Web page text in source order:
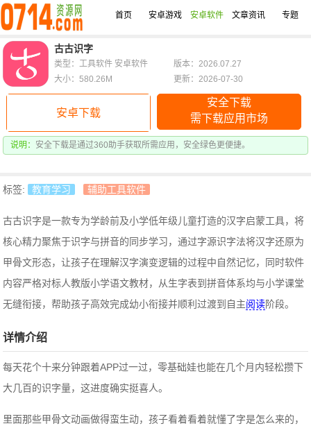
首页 安卓游戏 安卓软件 文章资讯 专题
古古识字
安卓下载
安全下载
需下载应用市场
说明： 安全下载是通过360助手获取所需应用，安全绿色更便捷。
类型：工具软件 安卓软件
版本：2026.07.27
大小：580.26M
更新：2026-07-30
标签: 教育学习 辅助工具软件
古古识字是一款专为学龄前及小学低年级儿童打造的汉字启蒙工具，将
核心精力聚焦于识字与拼音的同步学习，通过字源识字法将汉字还原为
甲骨文形态，让孩子在理解汉字演变逻辑的过程中自然记忆，同时软件
内容严格对标人教版小学语文教材，从生字表到拼音体系均与小学课堂
无缝衔接，帮助孩子高效完成幼小衔接并顺利过渡到自主阅读阶段。
详情介绍
每天花个十来分钟跟着APP过一过，零基础娃也能在几个月内轻松攒下
大几百的识字量，这进度确实挺喜人。
里面那些甲骨文动画做得蛮生动，孩子看着看着就懂了字是怎么来的，